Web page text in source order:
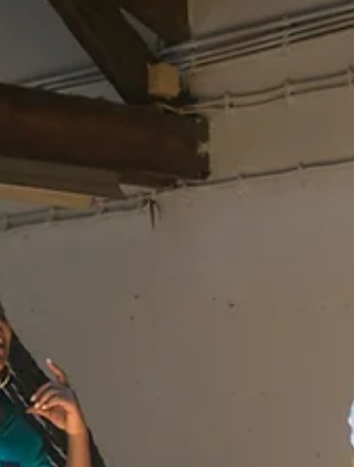
invite à fêter l'automne au jardin partagé des
Oréades, route de la Combe à la Bridoire.